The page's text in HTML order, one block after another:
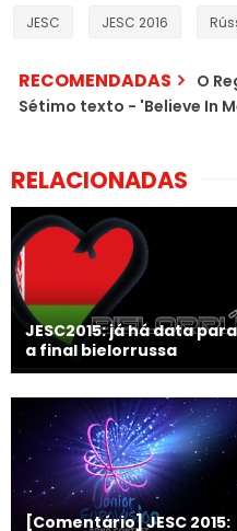
JESC JESC 2016
RECOMENDADAS
O
Sétimo texto - 'Believe In
RELACIONADAS
JESC2015: já há data para
a final bielorrussa
[Comentário] JESC 2015: